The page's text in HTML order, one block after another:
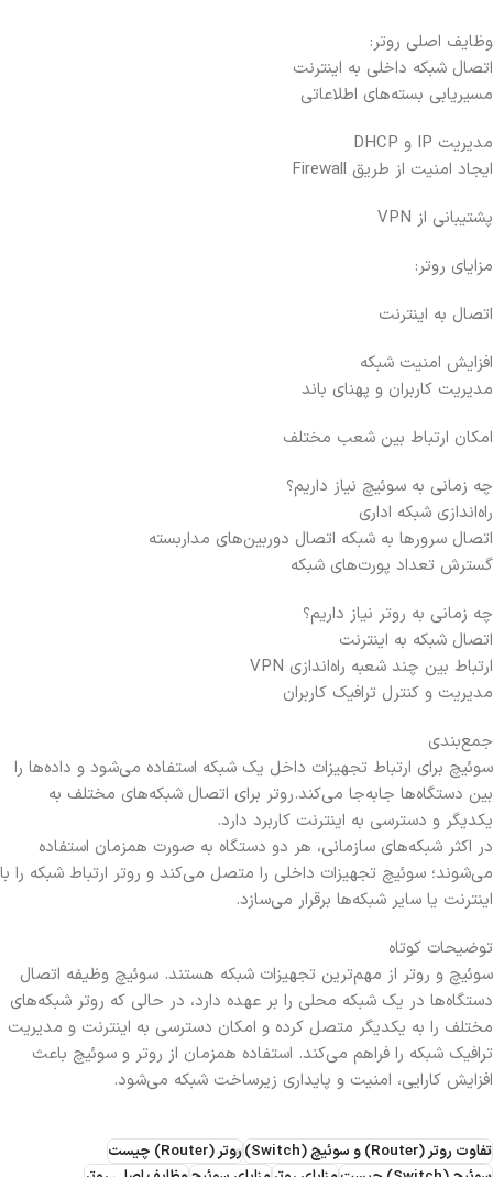
وظایف اصلی روتر:
اتصال شبکه داخلی به اینترنت
مسیریابی بسته‌های اطلاعاتی
مدیریت IP و DHCP
ایجاد امنیت از طریق Firewall
پشتیبانی از VPN
مزایای روتر:
اتصال به اینترنت
افزایش امنیت شبکه
مدیریت کاربران و پهنای باند
امکان ارتباط بین شعب مختلف
چه زمانی به سوئیچ نیاز داریم؟
راه‌اندازی شبکه اداری
اتصال سرورها به شبکه اتصال دوربین‌های مداربسته
گسترش تعداد پورت‌های شبکه
چه زمانی به روتر نیاز داریم؟
اتصال شبکه به اینترنت
ارتباط بین چند شعبه راه‌اندازی VPN
مدیریت و کنترل ترافیک کاربران
جمع‌بندی
سوئیچ برای ارتباط تجهیزات داخل یک شبکه استفاده می‌شود و داده‌ها را
بین دستگاه‌ها جابه‌جا می‌کند.روتر برای اتصال شبکه‌های مختلف به
یکدیگر و دسترسی به اینترنت کاربرد دارد.
در اکثر شبکه‌های سازمانی، هر دو دستگاه به صورت همزمان استفاده
می‌شوند؛ سوئیچ تجهیزات داخلی را متصل می‌کند و روتر ارتباط شبکه را با
اینترنت یا سایر شبکه‌ها برقرار می‌سازد.
توضیحات کوتاه
سوئیچ و روتر از مهم‌ترین تجهیزات شبکه هستند. سوئیچ وظیفه اتصال
دستگاه‌ها در یک شبکه محلی را بر عهده دارد، در حالی که روتر شبکه‌های
مختلف را به یکدیگر متصل کرده و امکان دسترسی به اینترنت و مدیریت
ترافیک شبکه را فراهم می‌کند. استفاده همزمان از روتر و سوئیچ باعث
افزایش کارایی، امنیت و پایداری زیرساخت شبکه می‌شود.
تفاوت روتر (Router) و سوئیچ (Switch)
روتر (Router) چیست